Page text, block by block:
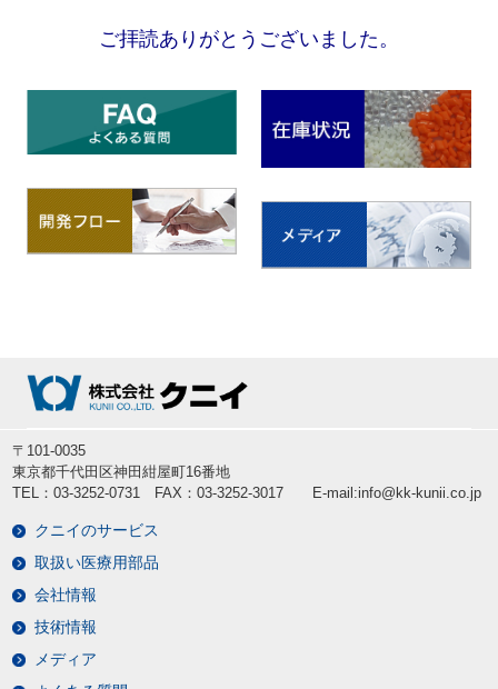
ご拝読ありがとうございました。
〒101-0035
東京都千代田区神田紺屋町16番地
TEL：03-3252-0731 FAX：03-3252-3017 E-mail:info@kk-kunii.co.jp
クニイのサービス
取扱い医療用部品
会社情報
技術情報
メディア